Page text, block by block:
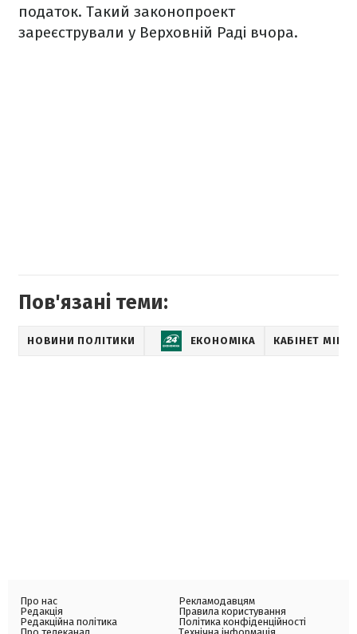
податок. Такий законопроект
зареєстрували у Верховній Раді вчора.
Пов'язані теми:
НОВИНИ ПОЛІТИКИ ЕКОНОМІКА КАБІНЕТ
Про нас
Редакція
Редакційна політика
Рекламодавцям
Правила користування
Політика конфіденційності